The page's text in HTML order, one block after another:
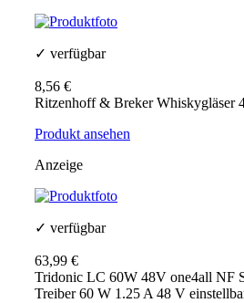
✓ verfügbar
8,56 €
Ritzenhoff & Breker Whiskygläser
Produkt ansehen
Anzeige
✓ verfügbar
63,99 €
Tridonic LC 60W 48V one4all NF
Treiber 60 W 1.25 A 48 V